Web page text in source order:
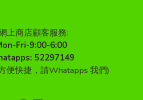
上商店顧客服務:
Fri-9:00-6:00
52297149
便快捷，請Whatapps 我們)